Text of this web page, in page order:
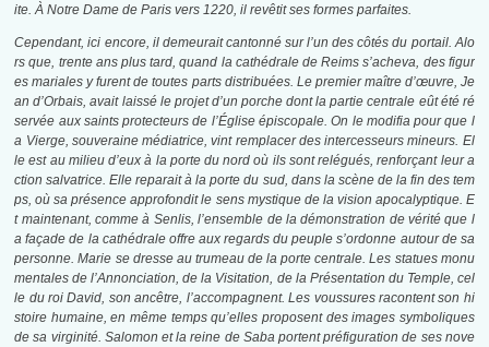
ite.À Notre Dame de Paris vers 1220, il revêtit ses formes parfaites.
Cependant, ici encore, il demeurait cantonné sur l’un des côtés du portail. Alo
rs que, trente ans plus tard, quand la cathédrale de Reims s’acheva, des figur
es mariales y furent de toutes parts distribuées. Le premier maître d’œuvre, Je
an d’Orbais, avait laissé le projet d’un porche dont la partie centrale eût été ré
servée aux saints protecteurs de l’Église épiscopale. On le modifia pour que l
a Vierge, souveraine médiatrice, vint remplacer des intercesseurs mineurs. El
le est au milieu d’eux à la porte du nord où ils sont relégués, renforçant leur a
ction salvatrice. Elle reparait à la porte du sud, dans la scène de la fin des tem
ps, où sa présence approfondit le sens mystique de la vision apocalyptique. E
t maintenant, comme à Senlis, l’ensemble de la démonstration de vérité que l
a façade de la cathédrale offre aux regards du peuple s’ordonne autour de sa
personne. Marie se dresse au trumeau de la porte centrale. Les statues monu
mentales de l’Annonciation, de la Visitation, de la Présentation du Temple, cel
le du roi David, son ancêtre, l’accompagnent. Les voussures racontent son hi
stoire humaine, en même temps qu’elles proposent des images symboliques
de sa virginité. Salomon et la reine de Saba portent préfiguration de ses nove